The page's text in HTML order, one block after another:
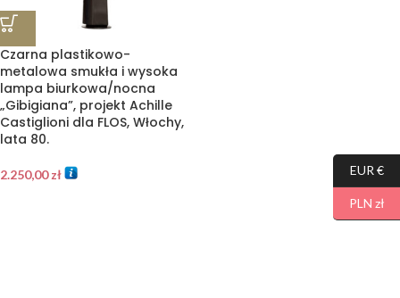
Czarna plastikowo-
metalowa smukła i wysoka
lampa biurkowa/nocna
„Gibigiana”, projekt Achille
Castiglioni dla FLOS, Włochy,
lata 80.
2.250,00zł EUR €
PLN zł